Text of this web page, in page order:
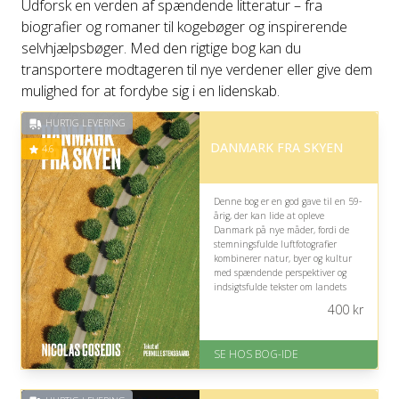
Udforsk en verden af spændende litteratur – fra
biografier og romaner til kogebøger og inspirerende
selvhjælpsbøger. Med den rigtige bog kan du
transportere modtageren til nye verdener eller give dem
mulighed for at fordybe sig i en lidenskab.
HURTIG LEVERING
4.6 DANMARK FRA SKYEN
Denne bog er en god gave til en 59-
årig, der kan lide at opleve
Danmark på nye måder, fordi de
stemningsfulde luftfotografier
kombinerer natur, byer og kultur
med spændende perspektiver og
indsigtsfulde tekster om landets
forventet leveringstid
Fremragende Trustpilot rating
400kr
SE HOS BOG-IDE